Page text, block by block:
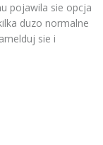
pojawila sie opcja
duzo normalne
sie i